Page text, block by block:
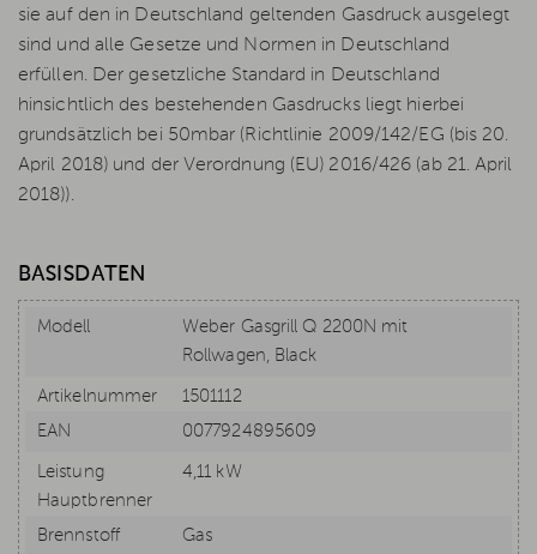
sie auf den in Deutschland geltenden Gasdruck ausgelegt
sind und alle Gesetze und Normen in Deutschland
erfüllen. Der gesetzliche Standard in Deutschland
hinsichtlich des bestehenden Gasdrucks liegt hierbei
grundsätzlich bei 50mbar (Richtlinie 2009/142/EG (bis 20.
April 2018) und der Verordnung (EU) 2016/426 (ab 21. April
2018)).
BASISDATEN
Modell
Weber Gasgrill Q 2200N mit
Rollwagen, Black
Artikelnummer
1501112
EAN
0077924895609
Leistung
Hauptbrenner
4,11 kW
Brennstoff Gas